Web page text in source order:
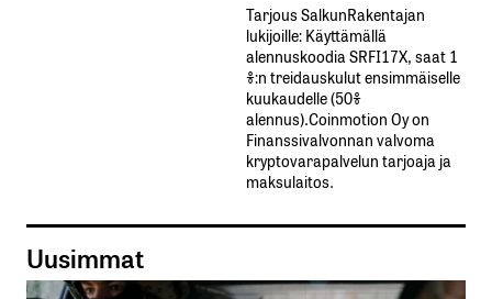
Tarjous SalkunRakentajan
lukijoille: Käyttämällä​ ​
alennuskoodia​ ​SRFI17X,​ ​saat​ ​1
%:n treidauskulut​ ​ensimmäiselle​ ​
kuukaudelle​ ​(50%​ ​
alennus).Coinmotion Oy on
Finanssivalvonnan valvoma
kryptovarapalvelun tarjoaja ja
maksulaitos.
Uusimmat